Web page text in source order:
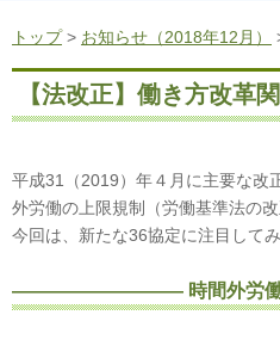
トップ> お知らせ（2018年12月）
【法改正】働き方改革
平成31（2019）年４月に主要な改
外労働の上限規制（労働基準法の改
今回は、新たな36協定に注目してみ
――――――――― 時間外労働